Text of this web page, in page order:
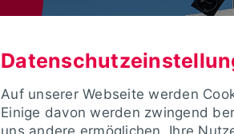
Auf unserer Webseite werden
Einige davon werden zwingend
uns andere ermöglichen, Ihre